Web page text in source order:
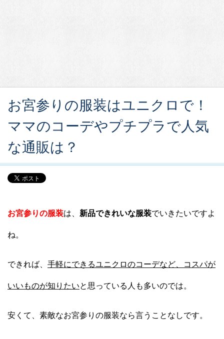
お宮参りの服装はユニクロで！
ママのコーデやプチプラで人気
な通販は？
お宮参りの服装は、 新品できれいな服装でいきたいですよ
ね。
できれば、 手軽にできるユニクロのコーデなど、コスパが
いいものが知りたいと思っている人も多いのでは。
安くて、素敵なお宮参りの服装なら言うことなしです。